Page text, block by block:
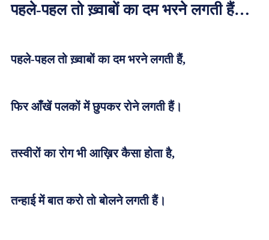
पहले-पहल तो ख़्वाबों का दम भरने लगती हैं…
पहले-पहल तो ख़्वाबों का दम भरने लगती हैं,
फिर आँखें पलकों में छुपकर रोने लगती हैं।
तस्वीरों का रोग भी आख़िर कैसा होता है,
तन्हाई में बात करो तो बोलने लगती हैं।